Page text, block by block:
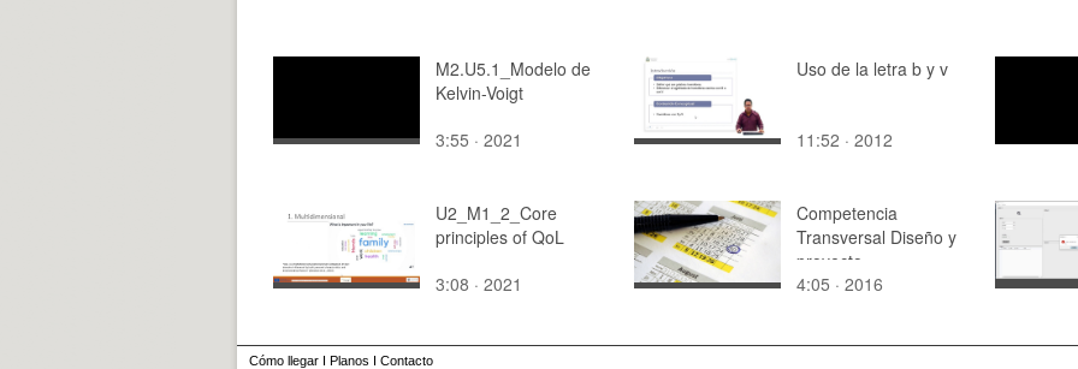
M2.U5.1_Modelo de
Kelvin-Voigt
3:55 · 2021
Uso de la letra b y v
11:52 · 2012
U2_M1_2_Core
principles of QoL
3:08 · 2021
Competencia
Transversal Diseño y
proyecto
4:05 · 2016
Cómo llegar I Planos I Contacto